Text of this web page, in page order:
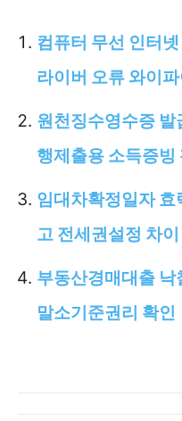
컴퓨터 무선 인터
라이버 오류 와이파
원천징수영수증
행제출용 소득증빙
임대차확정일자 효
고 전세권설정 차이
부동산경매대출
말소기준권리 확인